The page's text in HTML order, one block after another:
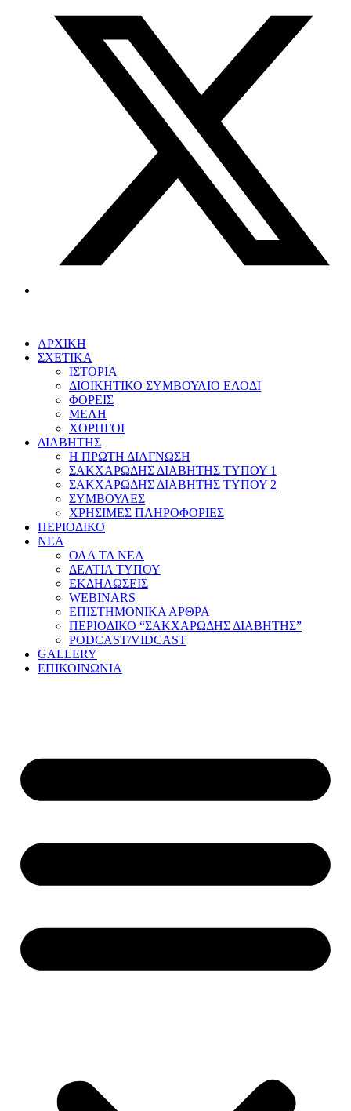
ΑΡΧΙΚΗ
ΣΧΕΤΙΚΑ
ΙΣΤΟΡΙΑ
ΔΙΟΙΚΗΤΙΚΟ ΣΥΜΒΟΥΛΙΟ ΕΛΟΔΙ
ΦΟΡΕΙΣ
ΜΕΛΗ
ΧΟΡΗΓΟΙ
ΔΙΑΒΗΤΗΣ
Η ΠΡΩΤΗ ΔΙΑΓΝΩΣΗ
ΣΑΚΧΑΡΩΔΗΣ ΔΙΑΒΗΤΗΣ ΤΥΠΟΥ 1
ΣΑΚΧΑΡΩΔΗΣ ΔΙΑΒΗΤΗΣ ΤΥΠΟΥ 2
ΣΥΜΒΟΥΛΕΣ
ΧΡΗΣΙΜΕΣ ΠΛΗΡΟΦΟΡΙΕΣ
ΠΕΡΙΟΔΙΚΟ
ΝΕΑ
ΟΛΑ ΤΑ ΝΕΑ
ΔΕΛΤΙΑ ΤΥΠΟΥ
ΕΚΔΗΛΩΣΕΙΣ
WEBINARS
ΕΠΙΣΤΗΜΟΝΙΚΑ ΑΡΘΡΑ
ΠΕΡΙΟΔΙΚΟ “ΣΑΚΧΑΡΩΔΗΣ ΔΙΑΒΗΤΗΣ”
PODCAST/VIDCAST
GALLERY
ΕΠΙΚΟΙΝΩΝΙΑ